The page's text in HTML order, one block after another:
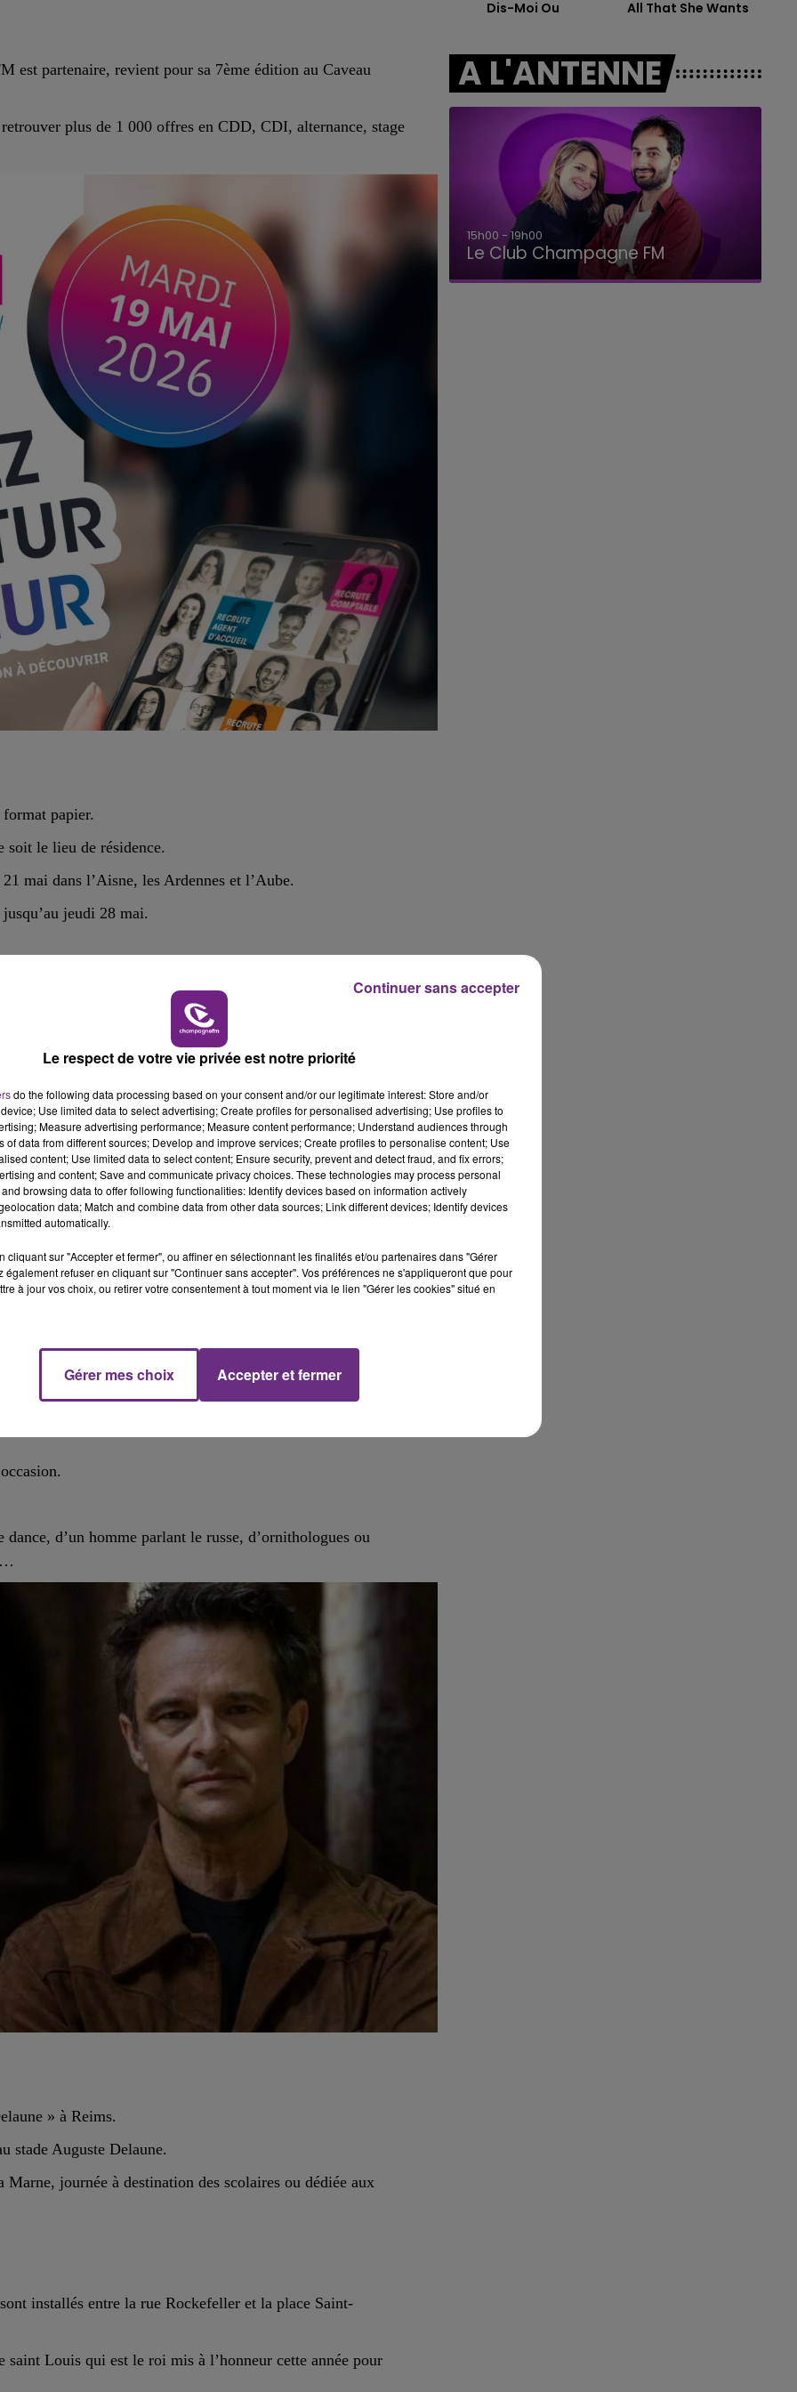
15h00 - 19h00
est partenaire, revient pour sa 7ème édition au Caveau
plus de 1 000 offres en CDD, CDI, alternance, stage
papier.
soit le lieu de résidence.
mai dans l’Aisne, les Ardennes et l’Aube.
jeudi 28 mai.
à Puisieulx à 19h au centre de conférence de Taissy.
sanitaires, économiques et de cadre de vie de ce
cadre des play-in du championnat d’Elite 2.
de Châlons-Reims.
ce vendredi 22 mai, chez le vainqueur du duel entre
David Hallyday dans le rôle principal, se déroulera du 28
d’un homme parlant le russe, d’ornithologues ou
» à Reims.
stade Auguste Delaune.
journée à destination des scolaires ou dédiée aux
installés entre la rue Rockefeller et la place Saint-
Louis qui est le roi mis à l’honneur cette année pour
Dis-Moi Ou All That She Wants
A L'ANTENNE
15h00 - 19h00
Le Club Champagne FM
19h00 - 19h15
LA POP MACHINE - CHAMPAGNE FM
Le respect de votre vie privée est notre priorité
do the following data processing based on your consent and/or our legitimate interest: Store and/or
Use limited data to select advertising; Create profiles for personalised advertising; Use profiles to
Measure advertising performance; Measure content performance; Understand audiences through
of data from different sources; Develop and improve services; Create profiles to personalise content; Use
content; Use limited data to select content; Ensure security, prevent and detect fraud, and fix errors;
and content; Save and communicate privacy choices. These technologies may process personal
browsing data to offer following functionalities: Identify devices based on information actively
data; Match and combine data from other data sources; Link different devices; Identify devices
automatically.
cliquant sur "Accepter et fermer", ou affiner en sélectionnant les finalités et/ou partenaires dans "Gérer
également refuser en cliquant sur "Continuer sans accepter". Vos préférences ne s'appliqueront que pour
à jour vos choix, ou retirer votre consentement à tout moment via le lien "Gérer les cookies" situé en
Gérer mes choix Accepter et fermer
Continuer sans accepter